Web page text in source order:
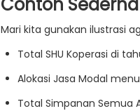
Mari kita gunakan ilustrasi
Total SHU Koperasi di
Alokasi Jasa Modal
Total Simpanan Semua